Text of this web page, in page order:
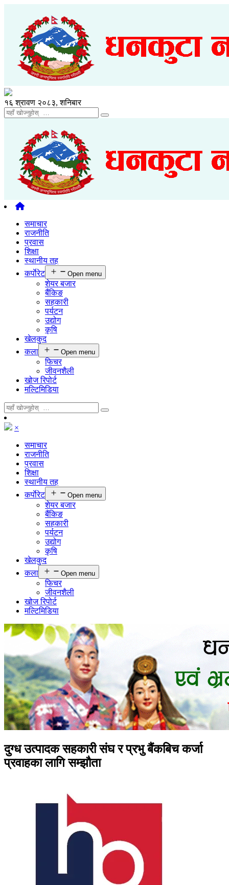
१६ श्रावण २०८३, शनिबार
समाचार
राजनीति
प्रवास
शिक्षा
स्थानीय तह
कर्पाेरेट
Open menu
शेयर बजार
बैंकिङ
सहकारी
पर्यटन
उद्योग
कृषि
खेलकुद
कला
Open menu
फिचर
जीवनशैली
खोज रिपोर्ट
मल्टिमिडिया
×
समाचार
राजनीति
प्रवास
शिक्षा
स्थानीय तह
कर्पाेरेट
Open menu
शेयर बजार
बैंकिङ
सहकारी
पर्यटन
उद्योग
कृषि
खेलकुद
कला
Open menu
फिचर
जीवनशैली
खोज रिपोर्ट
मल्टिमिडिया
दुग्ध उत्पादक सहकारी संघ र प्रभु बैंकबिच कर्जा
प्रवाहका लागि सम्झौता